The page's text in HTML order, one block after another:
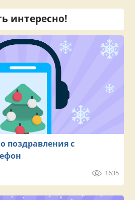
интересно!
поздравления с
1635